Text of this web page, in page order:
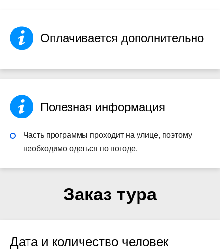
Оплачивается дополнительно
Полезная информация
Часть программы проходит на улице, поэтому
необходимо одеться по погоде.
Заказ тура
Дата и количество человек